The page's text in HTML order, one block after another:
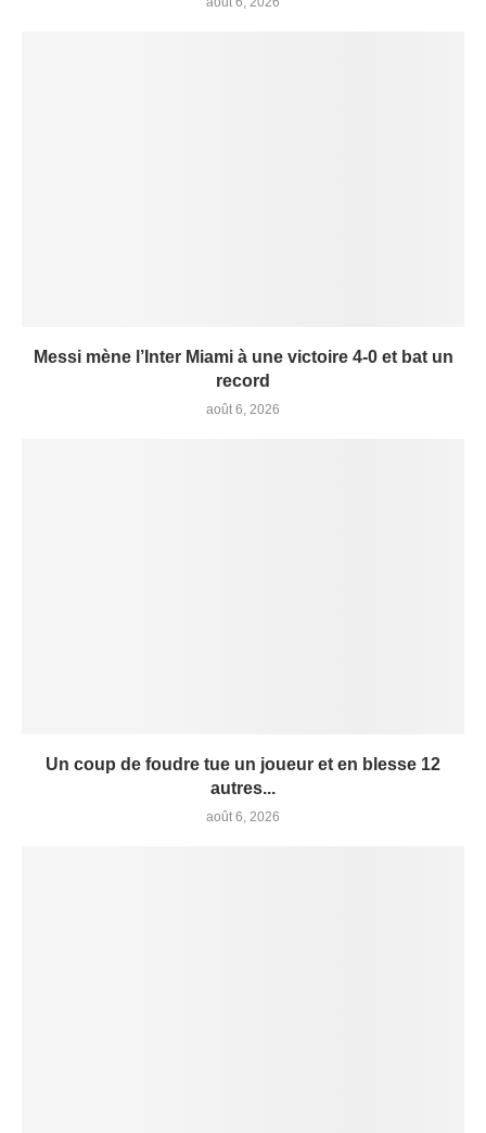
Messi mène l’Inter Miami à une victoire 4-0 et bat un
record
août 6, 2026
Un coup de foudre tue un joueur et en blesse 12
autres...
août 6, 2026